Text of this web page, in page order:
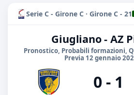
Serie C - Girone C · Girone C - 21
Giugliano - AZ
Pronostico, Probabili formazioni,
Previa 12 gennaio
0 - 1